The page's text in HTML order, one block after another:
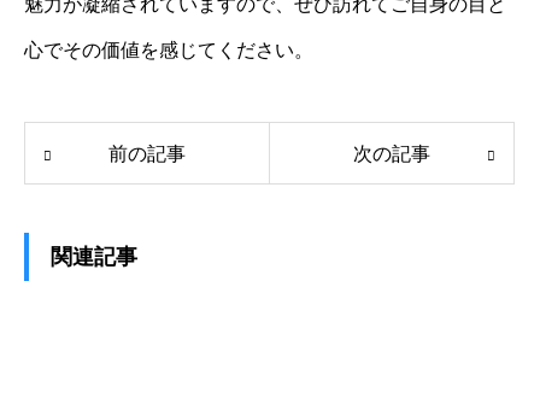
魅力が凝縮されていますので、ぜひ訪れてご自身の目と
心でその価値を感じてください。
前の記事 次の記事
関連記事